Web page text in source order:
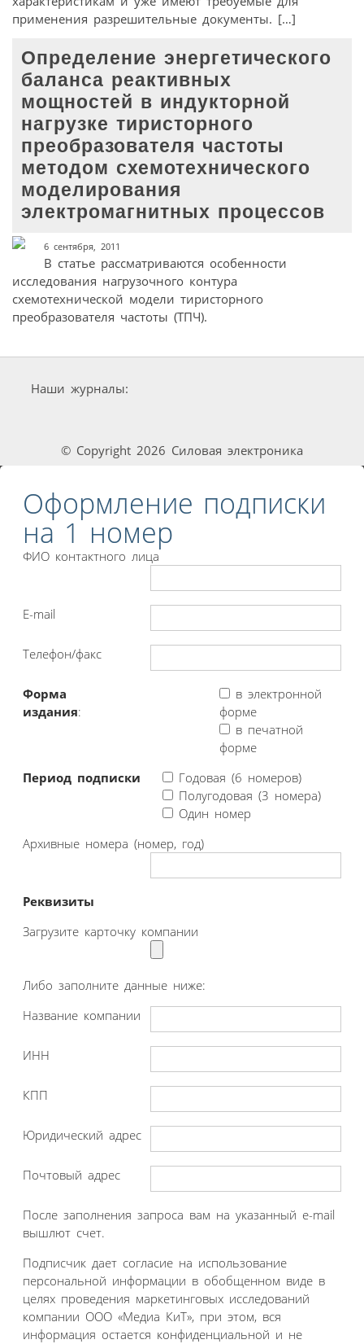
применения разрешительные документы. […]
Определение энергетического
баланса реактивных
мощностей в индукторной
нагрузке тиристорного
преобразователя частоты
методом схемотехнического
моделирования
электромагнитных процессов
6 сентября, 2011
В статье рассматриваются особенности
исследования нагрузочного контура
схемотехнической модели тиристорного
преобразователя частоты (ТПЧ).
Наши журналы:
© Copyright 2026 Силовая электроника
Оформление подписки
на 1 номер
ФИО контактного лица
E-mail
Телефон/факс
Форма
издания:
в электронной
форме
в печатной
форме
Период подписки
Годовая (6 номеров)
Полугодовая (3 номера)
Один номер
Архивные номера (номер, год)
Реквизиты
Загрузите карточку компании
Либо заполните данные ниже:
Название компании
ИНН
КПП
Юридический адрес
Почтовый адрес
После заполнения запроса вам на указанный e-mail
вышлют счет.
Подписчик дает согласие на использование
персональной информации в обобщенном виде в
целях проведения маркетинговых исследований
компании ООО «Медиа КиТ», при этом, вся
информация остается конфиденциальной и не